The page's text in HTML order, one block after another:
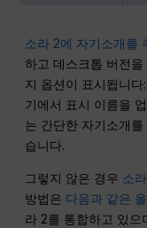
소라 2에 자기소개를
하고 데스크톱 버전
지 옵션이 표시됩니다:
기에서 표시 이름을
는 간단한 자기소개
습니다.
그렇지 않은 경우 소
방법은 다음과 같은
라 2를 통합하고 있으